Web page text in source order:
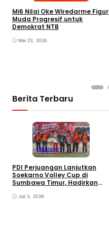
Mi6 Nilai Oke Wiredarme Figur
Muda Progresif untuk
Demokrat NTB
Mei 23, 2026
Berita Terbaru
Olahraga
PDI Perjuangan Lanjutkan
Soekarno Volley Cup di
Sumbawa Timur, Hadirkan
Rakyat
Juli 3, 2026